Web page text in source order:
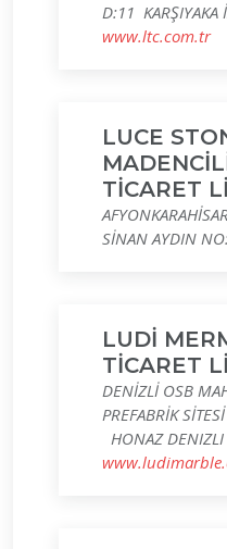
D:11 KARŞIYAKA
www.ltc.com.tr
LUCE
TİCARET
SİNAN AYDIN
LUDİ
TİCARET
DENİZLİ OSB
PREFABRİK
HONAZ DENIZLI